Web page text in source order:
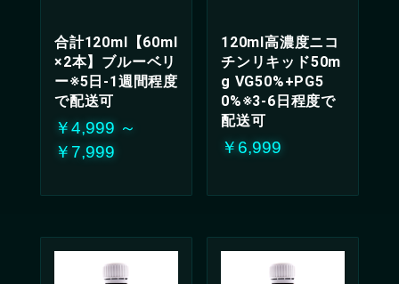
合計120ml【60ml
×2本】ブルーベリ
ー※5日-1週間程度
で配送可
￥4,999 ～
￥7,999
120ml高濃度ニコ
チンリキッド50m
g VG50%+PG5
0%※3-6日程度で
配送可
￥6,999